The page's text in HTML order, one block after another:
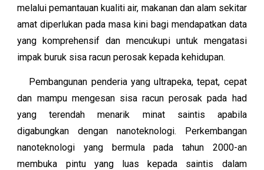
melalui pemantauan kualiti air, makanan dan alam sekitar
amat diperlukan pada masa kini bagi mendapatkan data
yang komprehensif dan mencukupi untuk mengatasi
impak buruk sisa racun perosak kepada kehidupan.
Pembangunan penderia yang ultrapeka, tepat, cepat
dan mampu mengesan sisa racun perosak pada had
yang terendah menarik minat saintis apabila
digabungkan dengan nanoteknologi. Perkembangan
nanoteknologi yang bermula pada tahun 2000-an
membuka pintu yang luas kepada saintis dalam